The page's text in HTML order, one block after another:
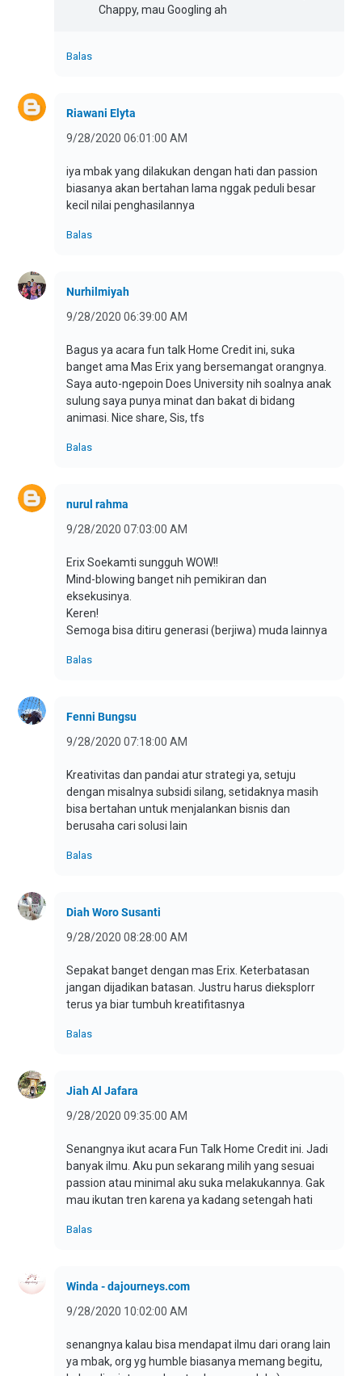
Chappy, mau Googling ah
Balas
Riawani Elyta
9/28/2020 06:01:00 AM
iya mbak yang dilakukan dengan hati dan passion
biasanya akan bertahan lama nggak peduli besar
kecil nilai penghasilannya
Balas
Nurhilmiyah
9/28/2020 06:39:00 AM
Bagus ya acara fun talk Home Credit ini, suka
banget ama Mas Erix yang bersemangat orangnya.
Saya auto-ngepoin Does University nih soalnya anak
sulung saya punya minat dan bakat di bidang
animasi. Nice share, Sis, tfs
Balas
nurul rahma
9/28/2020 07:03:00 AM
Erix Soekamti sungguh WOW!!
Mind-blowing banget nih pemikiran dan
eksekusinya.
Keren!
Semoga bisa ditiru generasi (berjiwa) muda lainnya
Balas
Fenni Bungsu
9/28/2020 07:18:00 AM
Kreativitas dan pandai atur strategi ya, setuju
dengan misalnya subsidi silang, setidaknya masih
bisa bertahan untuk menjalankan bisnis dan
berusaha cari solusi lain
Balas
Diah Woro Susanti
9/28/2020 08:28:00 AM
Sepakat banget dengan mas Erix. Keterbatasan
jangan dijadikan batasan. Justru harus dieksplorr
terus ya biar tumbuh kreatifitasnya
Balas
Jiah Al Jafara
9/28/2020 09:35:00 AM
Senangnya ikut acara Fun Talk Home Credit ini. Jadi
banyak ilmu. Aku pun sekarang milih yang sesuai
passion atau minimal aku suka melakukannya. Gak
mau ikutan tren karena ya kadang setengah hati
Balas
Winda - dajourneys.com
9/28/2020 10:02:00 AM
senangnya kalau bisa mendapat ilmu dari orang lain
ya mbak, org yg humble biasanya memang begitu,